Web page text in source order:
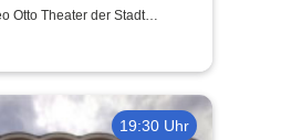
der Stadt
Otto Theater der Stadt
19:30 Uhr